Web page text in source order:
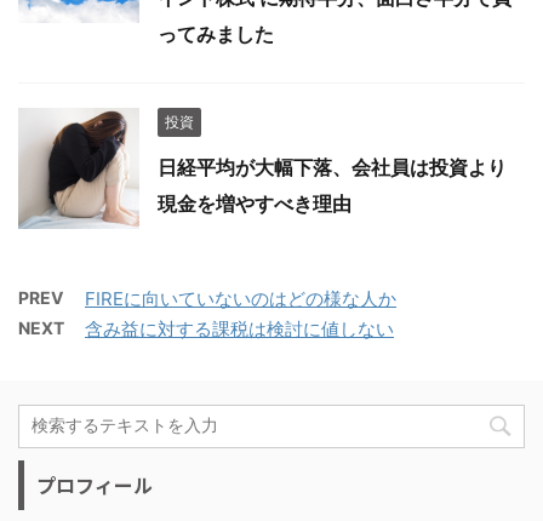
ってみました
投資
日経平均が大幅下落、会社員は投資より
現金を増やすべき理由
PREV FIREに向いていないのはどの様な人か
NEXT 含み益に対する課税は検討に値しない
プロフィール